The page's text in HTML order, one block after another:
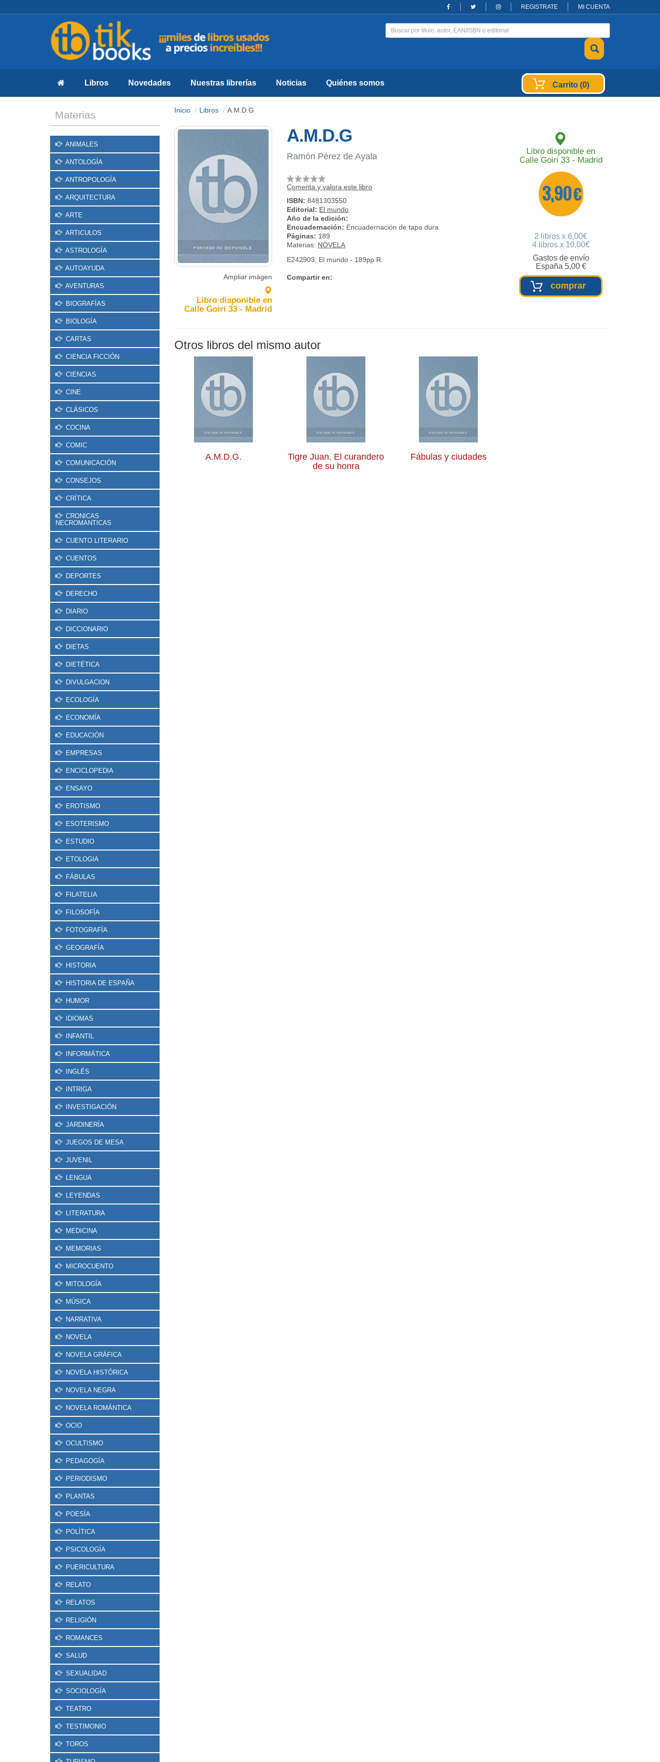
REGISTRATE MI CUENTA
Libros Novedades Nuestras librerías Noticias Quiénes somos Carrito (0)
Materias
ANIMALES
ANTOLOGÍA
ANTROPOLOGÍA
ARQUITECTURA
ARTE
ARTICULOS
ASTROLOGÍA
AUTOAYUDA
AVENTURAS
BIOGRAFÍAS
BIOLOGÍA
CARTAS
CIENCIA FICCIÓN
CIENCIAS
CINE
CLÁSICOS
COCINA
COMIC
COMUNICACIÓN
CONSEJOS
CRÍTICA
CRONICAS
NECROMANTICAS
CUENTO LITERARIO
CUENTOS
DEPORTES
DERECHO
DIARIO
DICCIONARIO
DIETAS
DIETÉTICA
DIVULGACION
ECOLOGÍA
ECONOMÍA
EDUCACIÓN
EMPRESAS
ENCICLOPEDIA
ENSAYO
EROTISMO
ESOTERISMO
ESTUDIO
ETOLOGIA
FÁBULAS
FILATELIA
FILOSOFÍA
FOTOGRAFÍA
GEOGRAFÍA
HISTORIA
HISTORIA DE ESPAÑA
HUMOR
IDIOMAS
INFANTIL
INFORMÁTICA
INGLÉS
INTRIGA
INVESTIGACIÓN
JARDINERÍA
JUEGOS DE MESA
JUVENIL
LENGUA
LEYENDAS
LITERATURA
MEDICINA
MEMORIAS
MICROCUENTO
MITOLOGÍA
MÚSICA
NARRATIVA
NOVELA
NOVELA GRÁFICA
NOVELA HISTÓRICA
NOVELA NEGRA
NOVELA ROMÁNTICA
OCIO
OCULTISMO
PEDAGOGÍA
PERIODISMO
PLANTAS
POESÍA
POLÍTICA
PSICOLOGÍA
PUERICULTURA
RELATO
RELATOS
RELIGIÓN
ROMANCES
SALUD
SEXUALIDAD
SOCIOLOGÍA
TEATRO
TESTIMONIO
TOROS
Inicio Libros A.M.D.G
Ampliar imágen
Libro disponible en
Calle Goiri 33 - Madrid
A.M.D.G
Ramón Pérez de Ayala
Comenta y valora este libro
ISBN:8481303550
Editorial: El mundo
Año de la edición:
Encuadernación: Encuadernación de tapa dura
Páginas: 189
Materias: NOVELA
E242903. El mundo - 189pp R
Compartir en:
Libro disponible en
Calle Goiri 33 - Madrid
3,90 €
2 libros x 6,00€
4 libros x 10,00€
Gastos de envío
España 5,00 €
comprar
Otros libros del mismo autor
A.M.D.G.
Tigre Juan. El curandero
de su honra
Fábulas y ciudades